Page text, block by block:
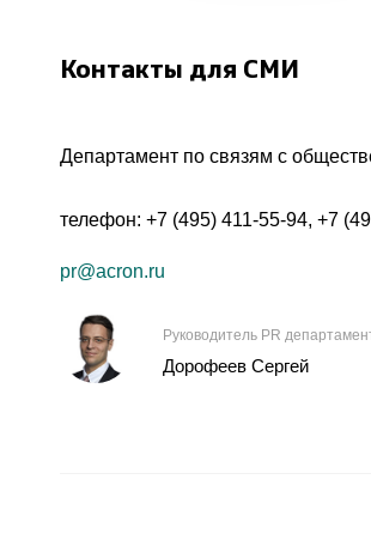
Контакты для СМИ
Департамент по связям с
телефон: +7 (495) 411-55-94, +7
pr@acron.ru
Руководитель PR
Дорофеев Сергей